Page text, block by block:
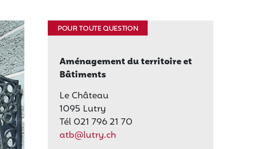
POUR TOUTE QUESTION
Aménagement du territoire et
Bâtiments
Le Château
1095 Lutry
Tél 021 796 21 70
atb@lutry.ch